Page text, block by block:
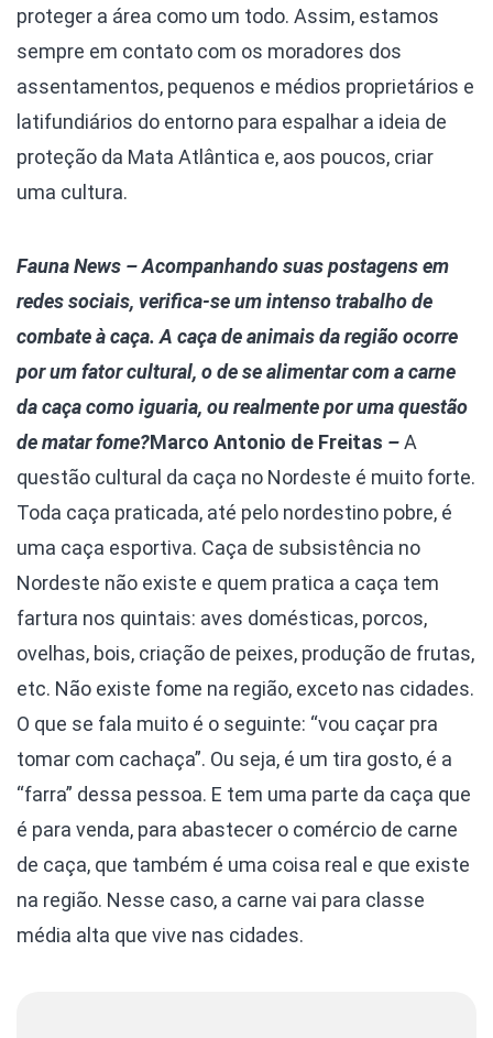
proteger a área como um todo. Assim, estamos
sempre em contato com os moradores dos
assentamentos, pequenos e médios proprietários e
latifundiários do entorno para espalhar a ideia de
proteção da Mata Atlântica e, aos poucos, criar
uma cultura.
Fauna News – Acompanhando suas postagens em
redes sociais, verifica-se um intenso trabalho de
combate à caça. A caça de animais da região ocorre
por um fator cultural, o de se alimentar com a carne
da caça como iguaria, ou realmente por uma questão
de matar fome?Marco Antonio de Freitas –A
questão cultural da caça no Nordeste é muito forte.
Toda caça praticada, até pelo nordestino pobre, é
uma caça esportiva. Caça de subsistência no
Nordeste não existe e quem pratica a caça tem
fartura nos quintais: aves domésticas, porcos,
ovelhas, bois, criação de peixes, produção de frutas,
etc. Não existe fome na região, exceto nas cidades.
O que se fala muito é o seguinte: “vou caçar pra
tomar com cachaça”. Ou seja, é um tira gosto, é a
“farra” dessa pessoa. E tem uma parte da caça que
é para venda, para abastecer o comércio de carne
de caça, que também é uma coisa real e que existe
na região. Nesse caso, a carne vai para classe
média alta que vive nas cidades.